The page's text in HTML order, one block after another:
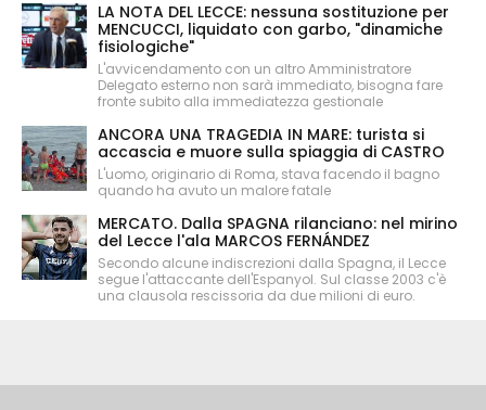
LA NOTA DEL LECCE: nessuna sostituzione per
MENCUCCI, liquidato con garbo, "dinamiche
fisiologiche"
L'avvicendamento con un altro Amministratore
Delegato esterno non sarà immediato, bisogna fare
fronte subito alla immediatezza gestionale
ANCORA UNA TRAGEDIA IN MARE: turista si
accascia e muore sulla spiaggia di CASTRO
L'uomo, originario di Roma, stava facendo il bagno
quando ha avuto un malore fatale
MERCATO. Dalla SPAGNA rilanciano: nel mirino
del Lecce l'ala MARCOS FERNÁNDEZ
Secondo alcune indiscrezioni dalla Spagna, il Lecce
segue l'attaccante dell'Espanyol. Sul classe 2003 c'è
una clausola rescissoria da due milioni di euro.